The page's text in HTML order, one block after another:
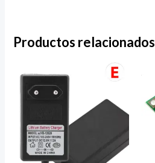
Productos relacionados